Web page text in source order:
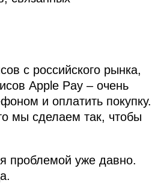
с российского рынка,
Apple Pay – очень
и оплатить покупку.
мы сделаем так, чтобы
проблемой уже давно.